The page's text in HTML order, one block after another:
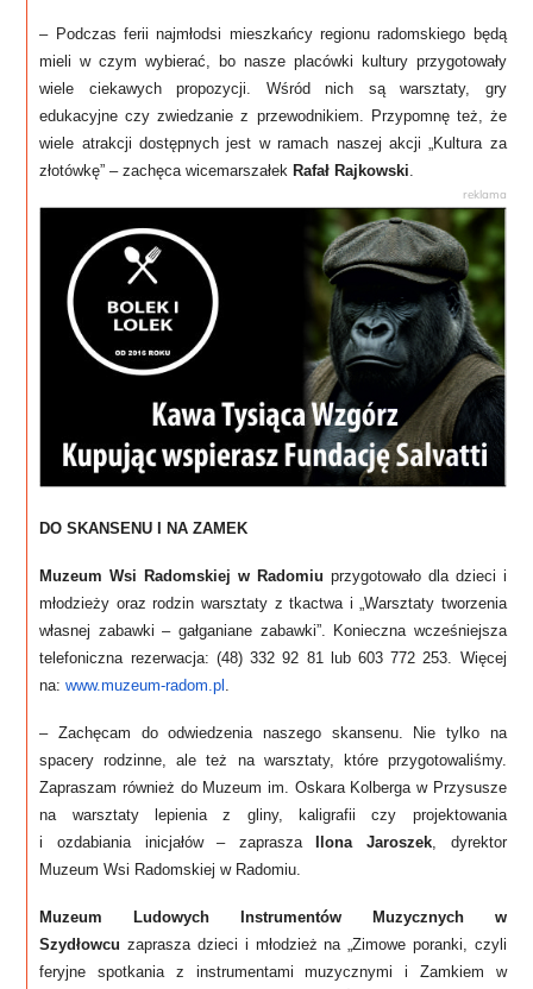
– Podczas ferii najmłodsi mieszkańcy regionu radomskiego będą
mieli w czym wybierać, bo nasze placówki kultury przygotowały
wiele ciekawych propozycji. Wśród nich są warsztaty, gry
edukacyjne czy zwiedzanie z przewodnikiem. Przypomnę też, że
wiele atrakcji dostępnych jest w ramach naszej akcji „Kultura za
złotówkę” – zachęca wicemarszałekRafał Rajkowski
DO SKANSENU I NA ZAMEK
Muzeum Wsi Radomskiej w Radomiu przygotowało dla dzieci i
młodzieży oraz rodzin warsztaty z tkactwa i „Warsztaty tworzenia
własnej zabawki – gałganiane zabawki”. Konieczna wcześniejsza
telefoniczna rezerwacja: (48) 332 92 81 lub 603 772 253. Więcej
na:www.muzeum-radom.pl .
– Zachęcam do odwiedzenia naszego skansenu. Nie tylko na
spacery rodzinne, ale też na warsztaty, które przygotowaliśmy.
Zapraszam również do Muzeum im. Oskara Kolberga w Przysusze
na warsztaty lepienia z gliny, kaligrafii czy projektowania
i ozdabiania inicjałów – zaprasza
Ilona Jaroszek , dyrektor
Muzeum Wsi Radomskiej w Radomiu.
Muzeum Ludowych Instrumentów Muzycznych w
Szydłowcu zaprasza dzieci i młodzież na „Zimowe poranki, czyli
feryjne spotkania z instrumentami muzycznymi i Zamkiem w